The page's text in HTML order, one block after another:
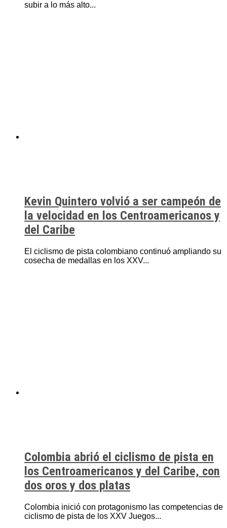
subir a lo más alto...
Kevin Quintero volvió a ser campeón de
la velocidad en los Centroamericanos y
del Caribe
El ciclismo de pista colombiano continuó ampliando su
cosecha de medallas en los XXV...
Colombia abrió el ciclismo de pista en
los Centroamericanos y del Caribe, con
dos oros y dos platas
Colombia inició con protagonismo las competencias de
ciclismo de pista de los XXV Juegos...